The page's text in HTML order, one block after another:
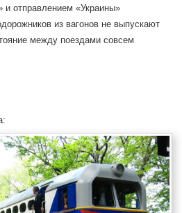
отправлением «Украины»
из вагонов не выпускают
между поездами совсем